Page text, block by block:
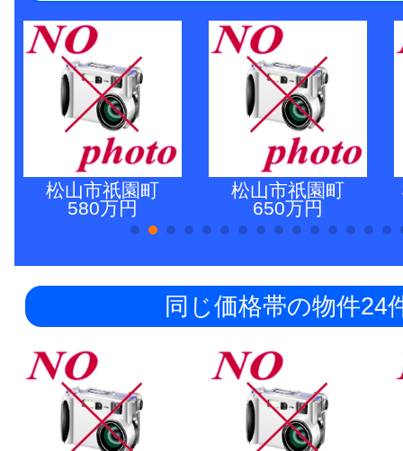
松山市祇園町
580万円
松山市祇園町
650万円
同じ価格帯の物件24